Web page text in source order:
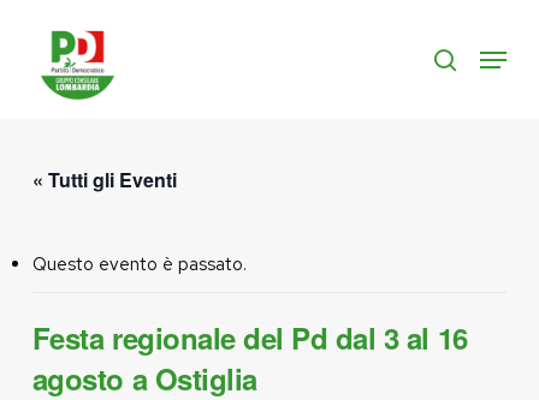
content
search
Menu
« Tutti gli Eventi
Questo evento è passato.
Festa regionale del Pd dal 3 al 16
agosto a Ostiglia